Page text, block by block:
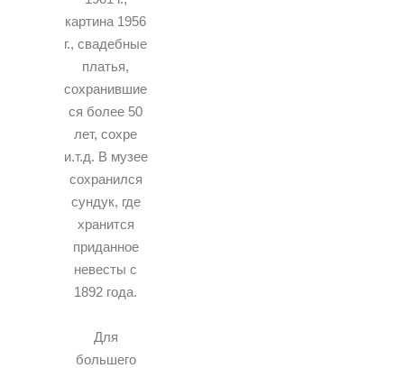
картина 1956
г., свадебные
платья,
сохранившие
ся более 50
лет, сохре
и.т.д. В музее
сохранился
сундук, где
хранится
приданное
невесты с
1892 года.
Для
большего